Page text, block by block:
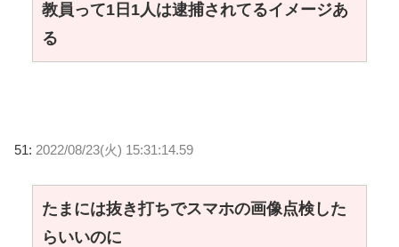
教員って1日1人は逮捕されてるイメージあ
る
51: 2022/08/23(火) 15:31:14.59
たまには抜き打ちでスマホの画像点検した
らいいのに